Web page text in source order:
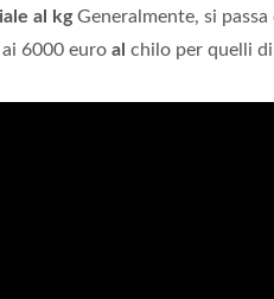
al kgGeneralmente, si
6000 euro al chilo per quelli di